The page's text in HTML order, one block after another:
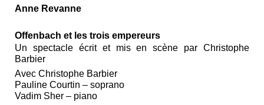
Anne Revanne
Offenbach et les trois empereurs
Un spectacle écrit et mis en scène par Christophe
Barbier
Avec Christophe Barbier
Pauline Courtin – soprano
Vadim Sher – piano